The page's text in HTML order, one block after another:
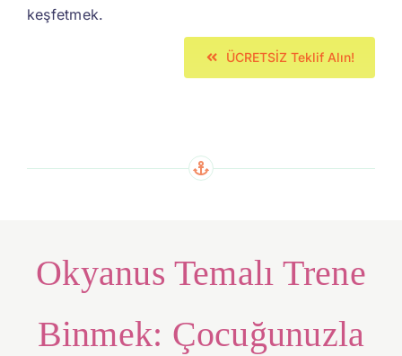
keşfetmek.
ÜCRETSİZ Teklif Alın!
Okyanus Temalı Trene
Binmek: Çocuğunuzla